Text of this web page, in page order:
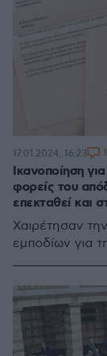
Ικανοποίηση
φορείς του
επεκταθεί και
Χαιρέτησαν
εμποδίων για
17.01.2024, 16:23 1